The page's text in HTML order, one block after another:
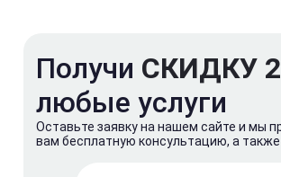
Получи СКИДКУ
любые услуги
Оставьте заявку на нашем сайте и мы
вам бесплатную консультацию, а также